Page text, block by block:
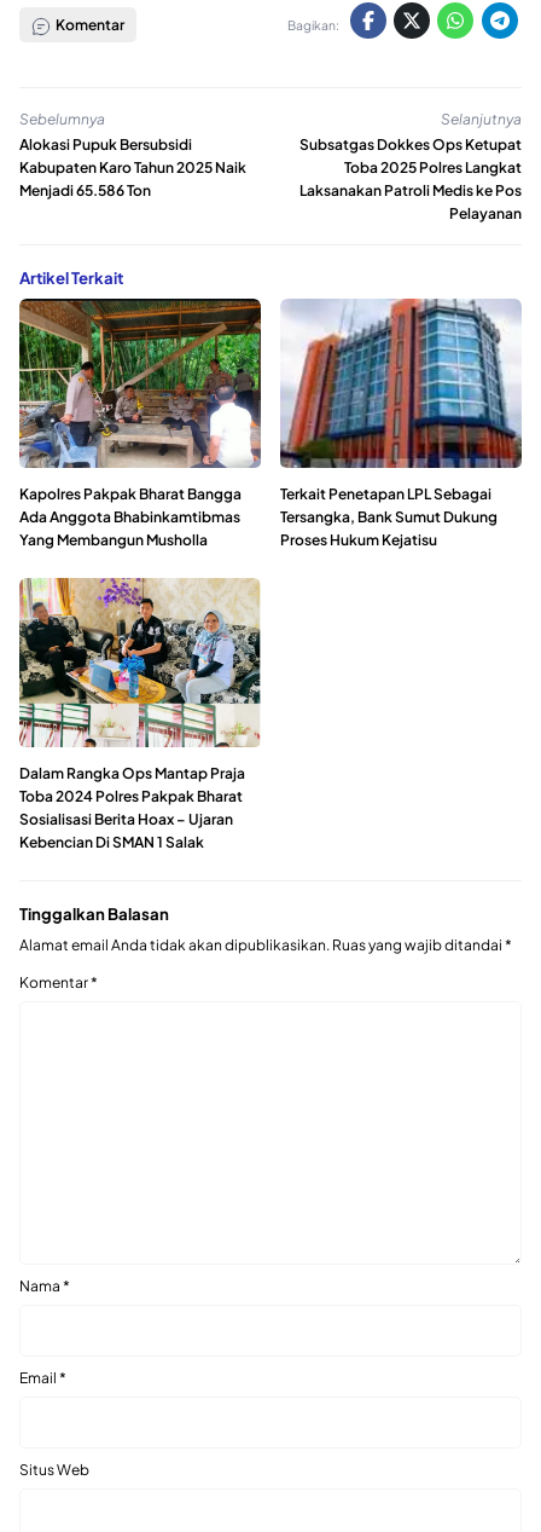
Komentar Bagikan:
Sebelumnya
Alokasi Pupuk Bersubsidi
Kabupaten Karo Tahun 2025 Naik
Menjadi 65.586 Ton
Selanjutnya
Subsatgas Dokkes Ops Ketupat
Toba 2025 Polres Langkat
Laksanakan Patroli Medis ke Pos
Pelayanan
Artikel Terkait
Kapolres Pakpak Bharat Bangga
Ada Anggota Bhabinkamtibmas
Yang Membangun Musholla
Terkait Penetapan LPL Sebagai
Tersangka, Bank Sumut Dukung
Proses Hukum Kejatisu
Dalam Rangka Ops Mantap Praja
Toba 2024 Polres Pakpak Bharat
Sosialisasi Berita Hoax – Ujaran
Kebencian Di SMAN 1 Salak
Tinggalkan Balasan
Alamat email Anda tidak akan dipublikasikan. Ruas yang wajib ditandai *
Komentar*
Nama *
Email *
Situs Web